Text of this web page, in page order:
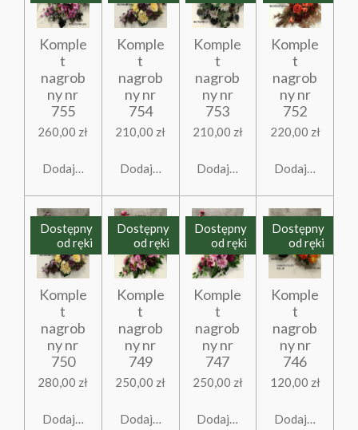
Komple
t
nagrob
ny nr
755
260,00 zł
Dodaj do koszyka
Komple
t
nagrob
ny nr
754
210,00 zł
Dodaj do koszyka
Komple
t
nagrob
ny nr
753
210,00 zł
Dodaj do koszyka
Komple
t
nagrob
ny nr
752
220,00 zł
Dodaj do
Dostępny
od ręki
Komple
t
nagrob
ny nr
750
280,00 zł
Dodaj do koszyka
Dostępny
od ręki
Komple
t
nagrob
ny nr
749
250,00 zł
Dodaj do koszyka
Dostępny
od ręki
Komple
t
nagrob
ny nr
747
250,00 zł
Dodaj do koszyka
Dostępny
od ręki
Komple
t
nagrob
ny nr
746
120,00 zł
Dodaj do